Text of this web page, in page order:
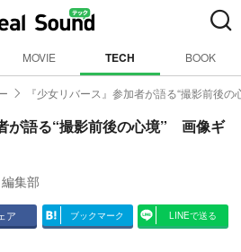
MOVIE TECH BOOK
『少女リバース』参加者が語る“撮影前後の
が語る“撮影前後の心境” 画像ギ
集部
ア ブックマーク LINEで送る